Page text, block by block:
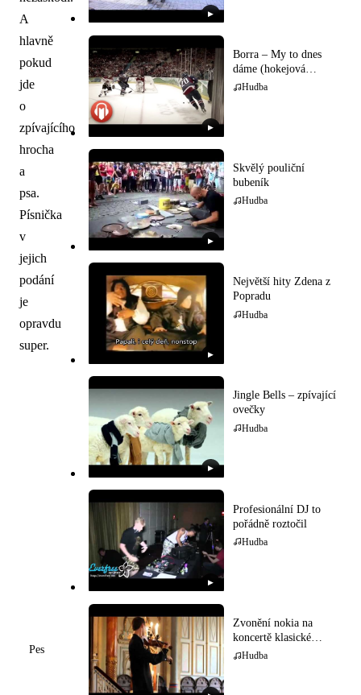
A
hlavně
pokud
jde
o
zpívajícího
hrocha
a
psa.
Písnička
v
jejich
podání
je
opravdu
super.
Pes
▶
▶
Borra – My to dnes
dáme (hokejová
hymna)
Hudba
▶
Skvělý pouliční
bubeník
Hudba
▶
Největší hity Zdena z
Popradu
Hudba
▶
Jingle Bells – zpívající
ovečky
Hudba
▶
Profesionální DJ to
pořádně roztočil
Hudba
Zvonění nokia na
koncertě klasické
hudby
Hudba